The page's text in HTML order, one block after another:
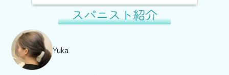
スパニスト紹介
Yuka